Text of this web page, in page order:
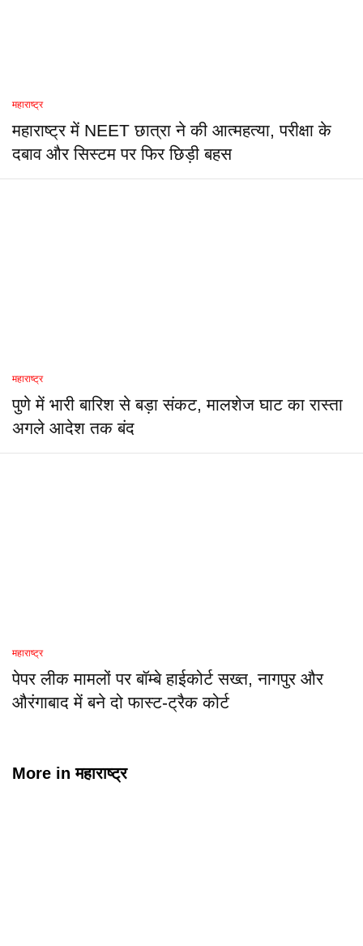
महाराष्ट्र
महाराष्ट्र में NEET छात्रा ने की आत्महत्या, परीक्षा के
दबाव और सिस्टम पर फिर छिड़ी बहस
महाराष्ट्र
पुणे में भारी बारिश से बड़ा संकट, मालशेज घाट का रास्ता
अगले आदेश तक बंद
महाराष्ट्र
पेपर लीक मामलों पर बॉम्बे हाईकोर्ट सख्त, नागपुर और
औरंगाबाद में बने दो फास्ट-ट्रैक कोर्ट
More inमहाराष्ट्र